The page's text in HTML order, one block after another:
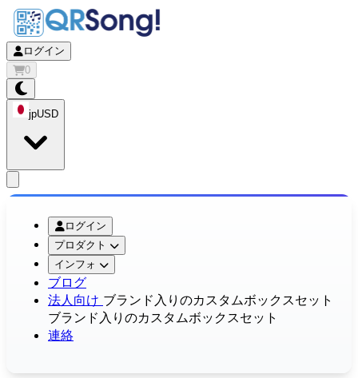
ログイン
0
jpUSD
ログイン
プロダクト
インフォ
ブログ
法人向け ブランド入りのカスタムボックスセット
ブランド入りのカスタムボックスセット
連絡